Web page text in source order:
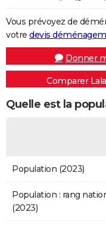
Vous prévoyez de
votre devis
Donner
Comparer
Quelle est la
Population (2023)
Population : rang
(2023)